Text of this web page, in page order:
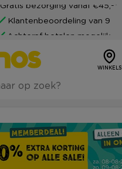
Gratis bezorging vanaf €45,-*
Klantenbeoordeling van 9
Achteraf betalen mogelijk
WINKELS